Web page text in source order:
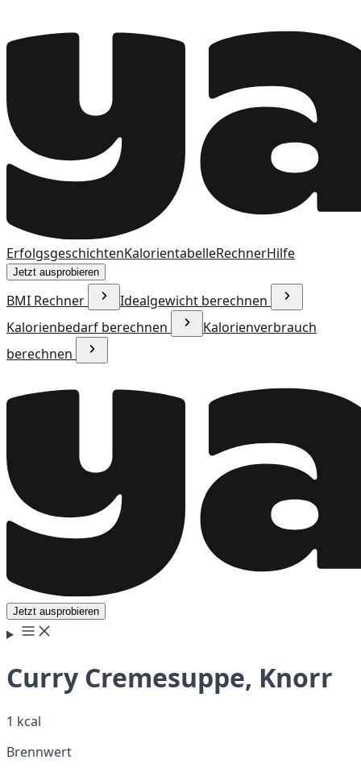
ErfolgsgeschichtenKalorientabelleRechnerHilfe
Jetzt ausprobieren
BMI Rechner
Idealgewicht berechnen
Kalorienbedarf berechnen
Kalorienverbrauch
berechnen
Jetzt ausprobieren
Curry Cremesuppe, Knorr
1 kcal
Brennwert